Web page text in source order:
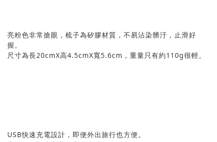
亮粉色非常搶眼，梳子為矽膠材質，不易沾染髒汙，止滑好
握。
尺寸為長20cmX高4.5cmX寬5.6cm，重量只有約110g很輕。
USB快速充電設計，即便外出旅行也方便。